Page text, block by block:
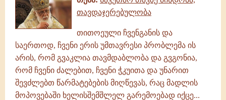
თავდაჯერებულობა
თითოეული ჩვენგანის და
საერთოდ, ჩვენი ერის უმთავრესი პრობლემა ის
არის, რომ გვაკლია თავმდაბლობა და გვგონია,
რომ ჩვენი ძალებით, ჩვენი ჭკუითა და უნარით
შევძლებთ წარმატებების მიღწევას, რაც მადლის
მოპოვებაში ხელისშემშლელ გარემოებად იქცე...